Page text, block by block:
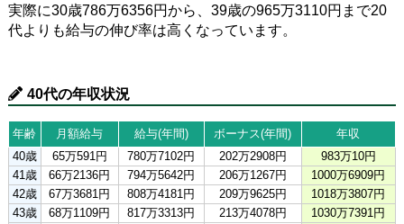
実際に30歳786万6356円から、39歳の965万3110円まで20
代よりも給与の伸び率は高くなっています。
40代の年収状況
年齢 月額給与 給与(年間) ボーナス(年間)
年収
40歳
65万591円 780万7102円 202万2908円
983万10円
41歳
66万2136円 794万5642円 206万1267円
1000万6909円
42歳
67万3681円 808万4181円 209万9625円
1018万3807円
43歳
68万1109円 817万3313円 213万4078円
1030万7391円